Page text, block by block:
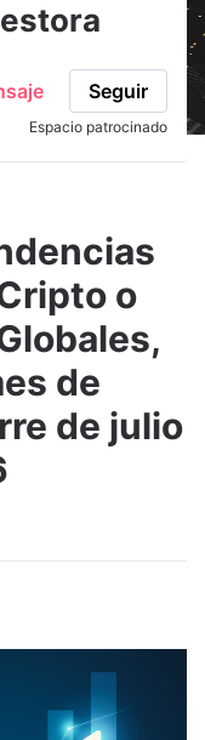
Seguir
Espacio patrocinado
o
de
de julio